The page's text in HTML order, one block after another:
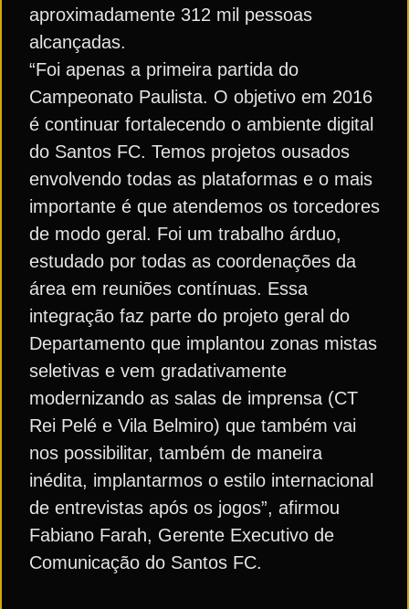
aproximadamente 312 mil pessoas
alcançadas.
“Foi apenas a primeira partida do
Campeonato Paulista. O objetivo em 2016
é continuar fortalecendo o ambiente digital
do Santos FC. Temos projetos ousados
envolvendo todas as plataformas e o mais
importante é que atendemos os torcedores
de modo geral. Foi um trabalho árduo,
estudado por todas as coordenações da
área em reuniões contínuas. Essa
integração faz parte do projeto geral do
Departamento que implantou zonas mistas
seletivas e vem gradativamente
modernizando as salas de imprensa (CT
Rei Pelé e Vila Belmiro) que também vai
nos possibilitar, também de maneira
inédita, implantarmos o estilo internacional
de entrevistas após os jogos”, afirmou
Fabiano Farah, Gerente Executivo de
Comunicação do Santos FC.